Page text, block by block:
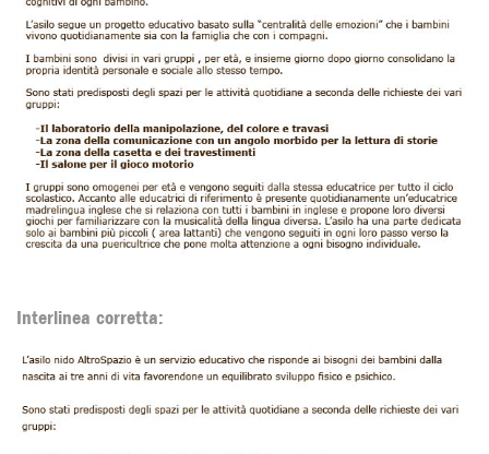
Interlinea corretta: